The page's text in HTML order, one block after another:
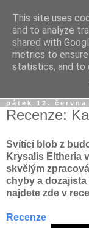
Místo pro
vodních dýmek a
pátek 12. června
Recenze:
Svítící blob z
Krysalis Eltheria
skvělým
chyby a
najdete zde v
Recenze
This site uses
and to analyze
shared with
metrics to
statistics, and to